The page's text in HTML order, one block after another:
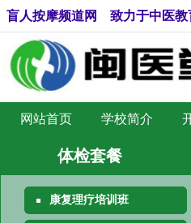
网站首页 学校简介
盲人按摩频道网 致力于中医教
体检套餐
康复理疗培训班